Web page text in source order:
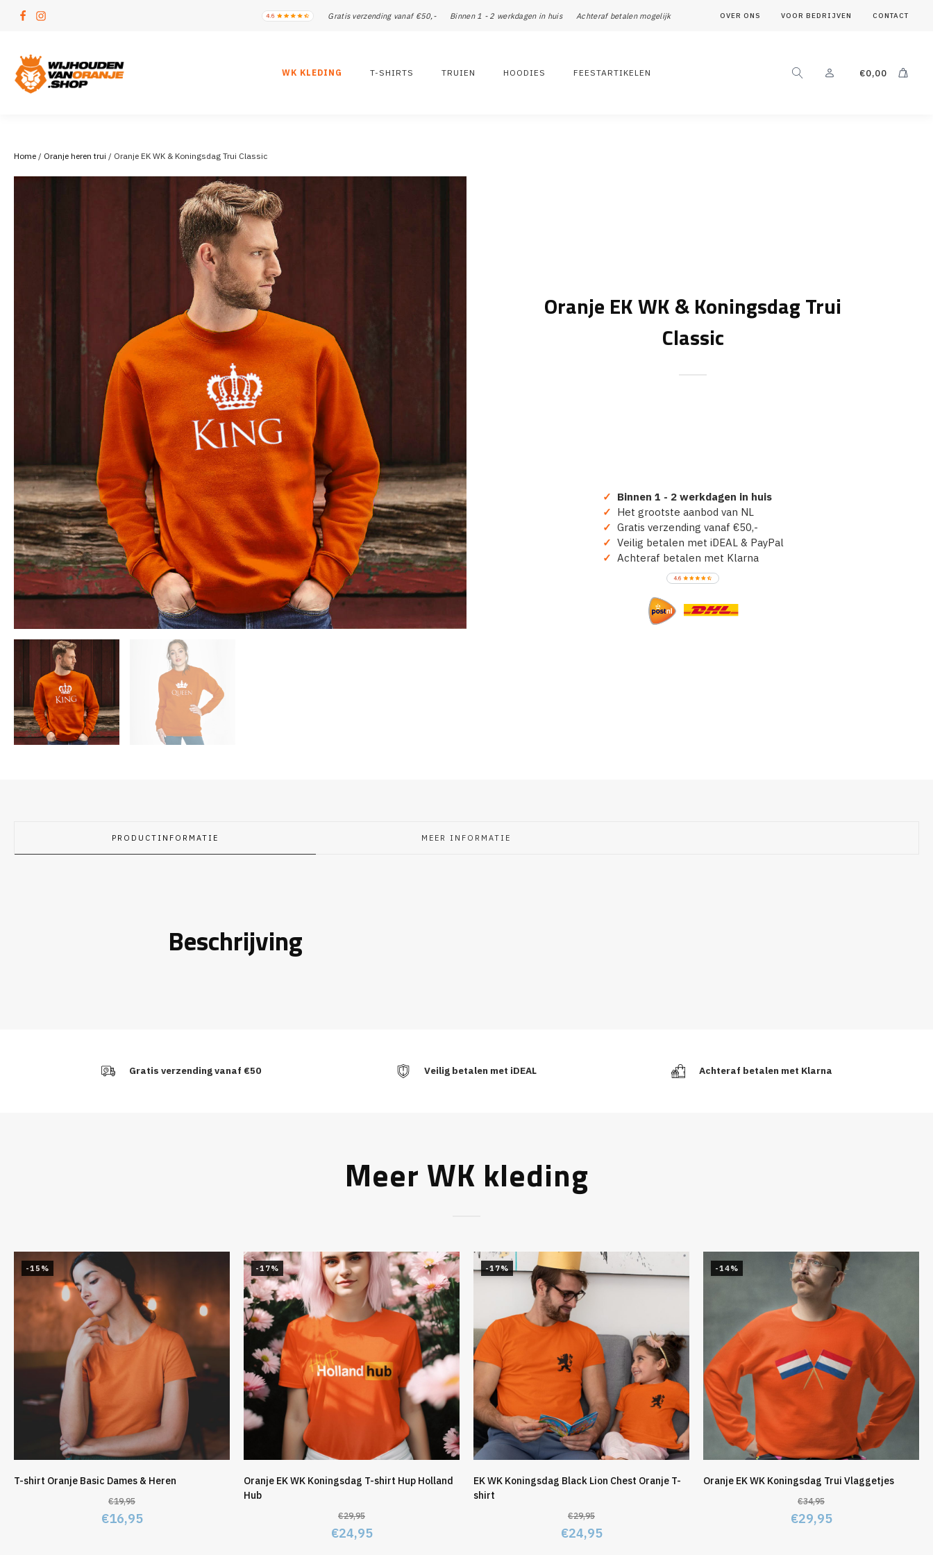
Gratis verzending vanaf €50,- Binnen 1 - 2 werkdagen in huis Achteraf betalen mogelijk OVER ONS VOOR BEDRIJVEN CONTACT
WK KLEDING T-SHIRTS TRUIEN HOODIES FEESTARTIKELEN €0,00
Home / Oranje heren trui / Oranje EK WK & Koningsdag Trui Classic
Oranje EK WK & Koningsdag Trui
Classic
✓ Binnen 1 - 2 werkdagen in huis
✓ Het grootste aanbod van NL
✓ Gratis verzending vanaf €50,-
✓ Veilig betalen met iDEAL & PayPal
✓ Achteraf betalen met Klarna
PRODUCTINFORMATIE MEER INFORMATIE
Beschrijving
Gratis verzending vanaf €50 Veilig betalen met iDEAL Achteraf betalen met Klarna
Meer WK kleding
-15%
T-shirt Oranje Basic Dames & Heren
€19,95
Oorspronkelijke
€16,95Huidige
-17%
Oranje EK WK Koningsdag T-shirt Hup Holland
Hub
€29,95
Oorspronkelijke
€24,95Huidige
-17%
EK WK Koningsdag Black Lion Chest Oranje T-
shirt
€29,95
Oorspronkelijke
€24,95Huidige
-14%
Oranje EK WK Koningsdag Trui Vlaggetjes
€34,95
Oorspronkelijke
€29,95Huidige